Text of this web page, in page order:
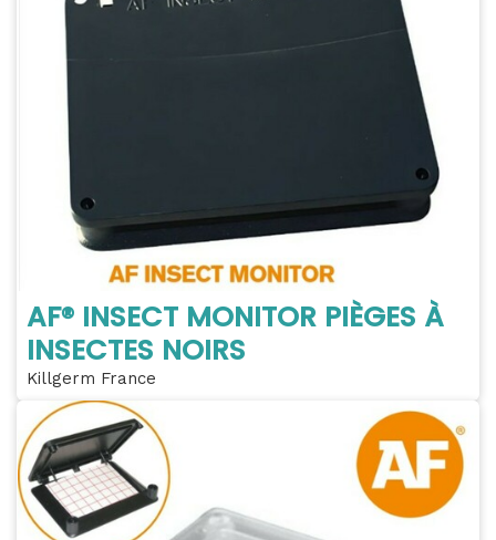
AF® INSECT MONITOR PIÈGES À
INSECTES NOIRS
Killgerm France